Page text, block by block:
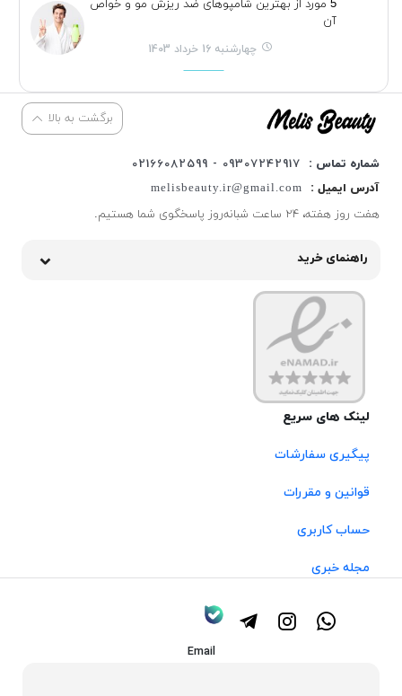
5 مورد از بهترین شامپوهای ضد ریزش مو و خواص
آن
چهارشنبه 16 خرداد 1403
برگشت به بالا
شماره تماس :
09307242917 - 02166082599
آدرس ایمیل :
melisbeauty.ir@gmail.com
هفت روز هفته، ۲۴ ساعت شبانه‌روز پاسخگوی شما هستیم.
راهنمای خرید
لینک های سریع
پیگیری سفارشات
قوانین و مقررات
حساب کاربری
مجله خبری
Email